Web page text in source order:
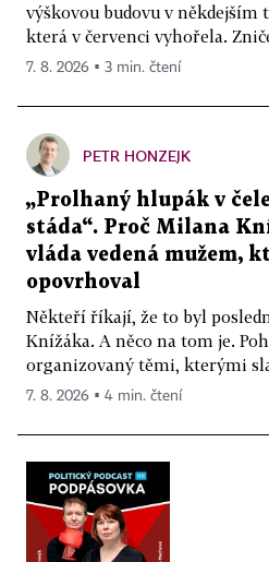
výškovou budovu v někdejším
která v červenci vyhořela.
7. 8. 2026 ▪ 3 min. čtení
PETR HONZEJK
„Prolhaný hlupák v
stáda“. Proč Milana
vláda vedená mužem,
opovrhoval
Někteří říkají, že to byl
Knížáka. A něco na tom je.
organizovaný těmi, kterými
7. 8. 2026 ▪ 4 min. čtení